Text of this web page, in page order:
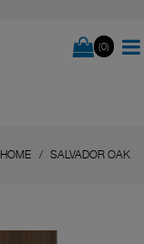
(0)
HOME SALVADOR OAK